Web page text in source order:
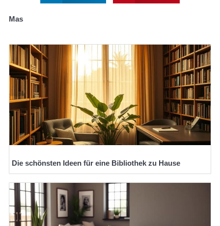
Mas
Die schönsten Ideen für eine Bibliothek zu Hause